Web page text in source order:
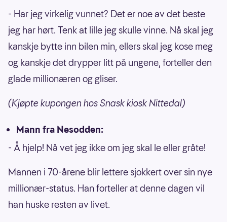
- Har jeg virkelig vunnet? Det er noe av det beste
jeg har hørt. Tenk at lille jeg skulle vinne. Nå skal jeg
kanskje bytte inn bilen min, ellers skal jeg kose meg
og kanskje det drypper litt på ungene, forteller den
glade millionæren og gliser.
(Kjøpte kupongen hos Snask kiosk Nittedal)
Mann fra Nesodden:
- Å hjelp! Nå vet jeg ikke om jeg skal le eller gråte!
Mannen i 70-årene blir lettere sjokkert over sin nye
millionær-status. Han forteller at denne dagen vil
han huske resten av livet.